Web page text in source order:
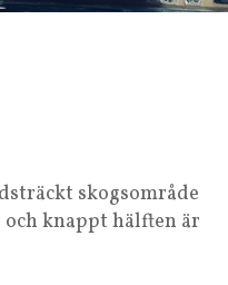
skogsområde
knappt hälften är